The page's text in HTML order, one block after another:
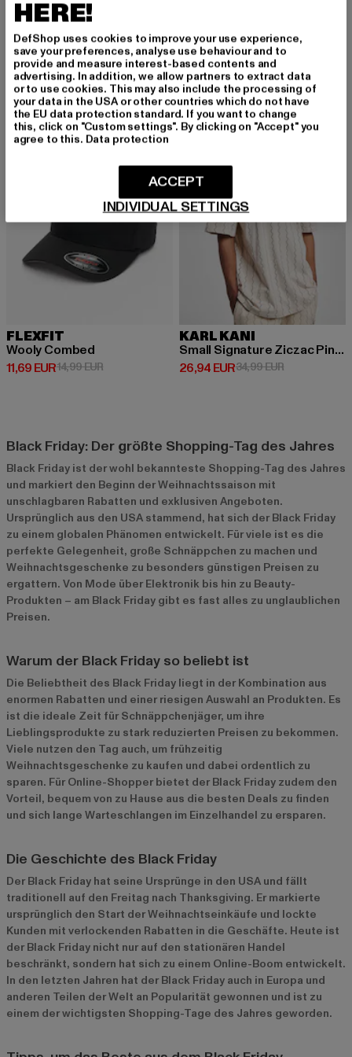
URBAN CLASSICS
Tall Tee
12,99 EUR
Derzeitiger Preis: 12,99 EUR
19,99 EURAktionspreis: 19,99 EUR
Tall
12,99 EUR
Derzeitiger Preis: 12,99 EUR
19,99 EURAktionspreis:
-22%
FLEXFIT
Wooly Combed
11,69 EUR
Derzeitiger Preis: 11,69 EUR
14,99 EURAktionspreis: 14,99 EUR
NEU -23%
KARL KANI
Small Signature Ziczac Pinstripe
26,94 EUR
Derzeitiger Preis: 26,94 EUR
34,99 EURAktionspreis:
Black Friday: Der größte Shopping-Tag des Jahres
Black Friday ist der wohl bekannteste Shopping-Tag des Jahres
und markiert den Beginn der Weihnachtssaison mit
unschlagbaren Rabatten und exklusiven Angeboten.
Ursprünglich aus den USA stammend, hat sich der Black Friday
zu einem globalen Phänomen entwickelt. Für viele ist es die
perfekte Gelegenheit, große Schnäppchen zu machen und
Weihnachtsgeschenke zu besonders günstigen Preisen zu
ergattern. Von Mode über Elektronik bis hin zu Beauty-
Produkten – am Black Friday gibt es fast alles zu unglaublichen
Preisen.
Warum der Black Friday so beliebt ist
Die Beliebtheit des Black Friday liegt in der Kombination aus
enormen Rabatten und einer riesigen Auswahl an Produkten. Es
ist die ideale Zeit für Schnäppchenjäger, um ihre
Lieblingsprodukte zu stark reduzierten Preisen zu bekommen.
Viele nutzen den Tag auch, um frühzeitig
Weihnachtsgeschenke zu kaufen und dabei ordentlich zu
sparen. Für Online-Shopper bietet der Black Friday zudem den
Vorteil, bequem von zu Hause aus die besten Deals zu finden
und sich lange Warteschlangen im Einzelhandel zu ersparen.
Die Geschichte des Black Friday
Der Black Friday hat seine Ursprünge in den USA und fällt
traditionell auf den Freitag nach Thanksgiving. Er markierte
ursprünglich den Start der Weihnachtseinkäufe und lockte
Kunden mit verlockenden Rabatten in die Geschäfte. Heute ist
der Black Friday nicht nur auf den stationären Handel
beschränkt, sondern hat sich zu einem Online-Boom entwickelt.
In den letzten Jahren hat der Black Friday auch in Europa und
anderen Teilen der Welt an Popularität gewonnen und ist zu
einem der wichtigsten Shopping-Tage des Jahres geworden.
HERE!
DefShop uses cookies to improve your use experience,
save your preferences, analyse use behaviour and to
provide and measure interest-based contents and
advertising. In addition, we allow partners to extract data
or to use cookies. This may also include the processing of
your data in the USA or other countries which do not have
the EU data protection standard. If you want to change
this, click on "Custom settings". By clicking on "Accept" you
agree to this. Data protection
INDIVIDUAL SETTINGS
ACCEPT